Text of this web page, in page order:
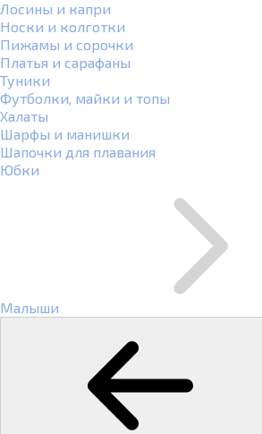
Лосины и капри
Носки и колготки
Пижамы и сорочки
Платья и сарафаны
Туники
Футболки, майки и топы
Халаты
Шарфы и манишки
Шапочки для плавания
Юбки
Малыши